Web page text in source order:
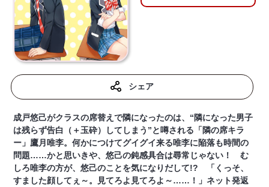
シェア
成戸悠己がクラスの席替えで隣になったのは、“隣になった男子
は残らず告白（＋玉砕）してしまう”と噂される「隣の席キラ
ー」鷹月唯李。何かにつけてグイグイ来る唯李に陥落も時間の
問題……かと思いきや、悠己の鈍感具合は尋常じゃない！ む
しろ唯李の方が、悠己のことを気になりだして!? 「くっそ、
すました顔してぇ～。見てろよ見てろよ～……！」ネット発返